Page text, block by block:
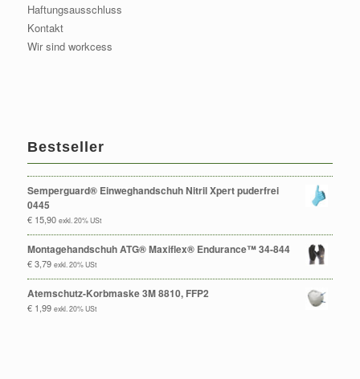
Haftungsausschluss
Kontakt
Wir sind workcess
Bestseller
Semperguard® Einweghandschuh Nitril Xpert puderfrei
0445
€15,90 exkl. 20% USt
Montagehandschuh ATG® Maxiflex® Endurance™ 34-844
€3,79 exkl. 20% USt
Atemschutz-Korbmaske 3M 8810, FFP2
€1,99 exkl. 20% USt